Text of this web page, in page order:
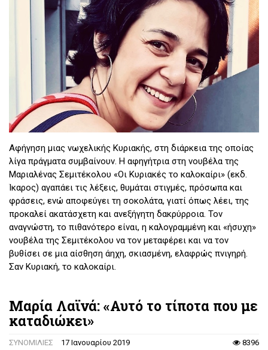
Αφήγηση μιας νωχελικής Κυριακής, στη διάρκεια της οποίας
λίγα πράγματα συμβαίνουν. Η αφηγήτρια στη νουβέλα της
Μαριαλένας Σεμιτέκολου «Οι Κυριακές το καλοκαίρι» (εκδ.
Ίκαρος) αγαπάει τις λέξεις, θυμάται στιγμές, πρόσωπα και
φράσεις, ενώ αποφεύγει τη σοκολάτα, γιατί όπως λέει, της
προκαλεί ακατάσχετη και ανεξήγητη δακρύρροια. Τον
αναγνώστη, το πιθανότερο είναι, η καλογραμμένη και «ήσυχη»
νουβέλα της Σεμιτέκολου να τον μεταφέρει και να τον
βυθίσει σε μια αίσθηση άηχη, σκιασμένη, ελαφρώς πνιγηρή.
Σαν Κυριακή, το καλοκαίρι.
Μαρία Λαϊνά: «Αυτό το τίποτα που με
καταδιώκει»
ΣΥΝΟΜΙΛΙΕΣ 17 Ιανουαρίου 2019 8396